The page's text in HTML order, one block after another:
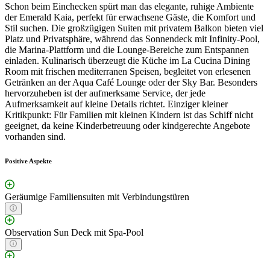
Schon beim Einchecken spürt man das elegante, ruhige Ambiente
der Emerald Kaia, perfekt für erwachsene Gäste, die Komfort und
Stil suchen. Die großzügigen Suiten mit privatem Balkon bieten viel
Platz und Privatsphäre, während das Sonnendeck mit Infinity-Pool,
die Marina-Plattform und die Lounge-Bereiche zum Entspannen
einladen. Kulinarisch überzeugt die Küche im La Cucina Dining
Room mit frischen mediterranen Speisen, begleitet von erlesenen
Getränken an der Aqua Café Lounge oder der Sky Bar. Besonders
hervorzuheben ist der aufmerksame Service, der jede
Aufmerksamkeit auf kleine Details richtet. Einziger kleiner
Kritikpunkt: Für Familien mit kleinen Kindern ist das Schiff nicht
geeignet, da keine Kinderbetreuung oder kindgerechte Angebote
vorhanden sind.
Positive Aspekte
Geräumige Familiensuiten mit Verbindungstüren
Observation Sun Deck mit Spa-Pool